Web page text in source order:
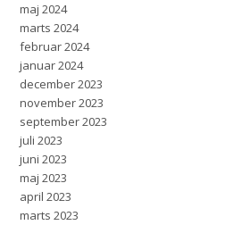
maj 2024
marts 2024
februar 2024
januar 2024
december 2023
november 2023
september 2023
juli 2023
juni 2023
maj 2023
april 2023
marts 2023